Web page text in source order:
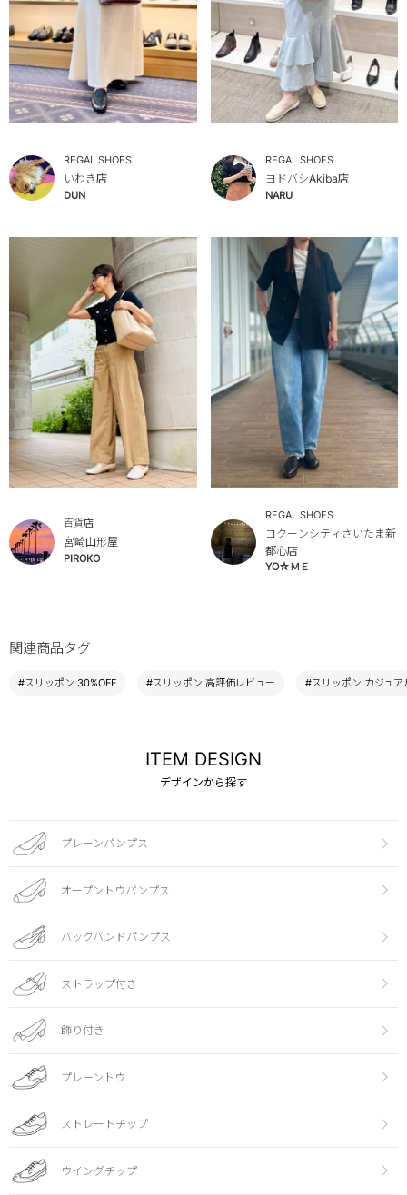
REGAL SHOES
いわき店
DUN
REGAL SHOES
ヨドバシAkiba店
NARU
百貨店
宮崎山形屋
PIROKO
REGAL SHOES
コクーンシティさいたま新
都心店
YO☆ＭＥ
関連商品タグ
#スリッポン 30%OFF #スリッポン 高評価レビュー #スリッポン カジュア
ITEM DESIGN
デザインから探す
プレーンパンプス
オープントウパンプス
バックバンドパンプス
ストラップ付き
飾り付き
プレーントウ
ストレートチップ
ウイングチップ